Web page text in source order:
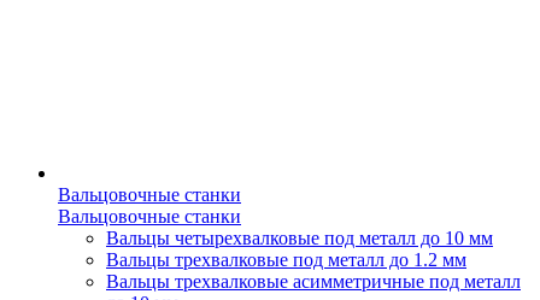
Вальцовочные станки
Вальцовочные станки
Вальцы четырехвалковые под металл до 10 мм
Вальцы трехвалковые под металл до 1.2 мм
Вальцы трехвалковые асимметричные под металл